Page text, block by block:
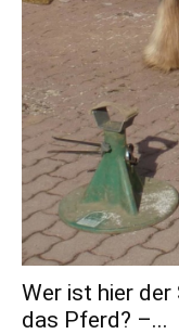
Wer ist hier
das Pferd? –...